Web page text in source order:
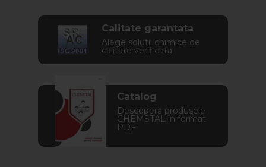
Calitate garantata
Alege solutii chimice de
calitate verificata
Catalog
Descoperă produsele
CHEMSTAL în format
PDF